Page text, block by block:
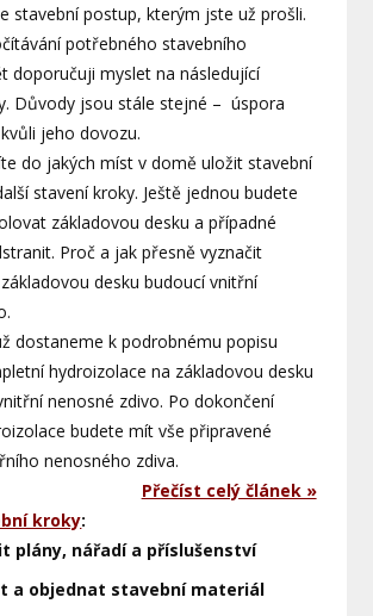
stavební postup, kterým jste už prošli.
potřebného stavebního
doporučuji myslet na následující
Důvody jsou stále stejné – úspora
jeho dovozu.
do jakých míst v domě uložit stavební
stavení kroky. Ještě jednou budete
základovou desku a případné
Proč a jak přesně vyznačit
desku budoucí vnitřní
dostaneme k podrobnému popisu
hydroizolace na základovou desku
nenosné zdivo. Po dokončení
budete mít vše připravené
nenosného zdiva.
Přečíst celý článek »
kroky:
plány, nářadí a příslušenství
a objednat stavební materiál